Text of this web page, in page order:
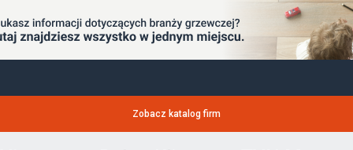
Zobacz katalog firm